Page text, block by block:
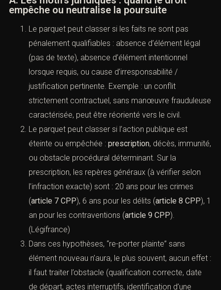
(Classement sans suite : motifs,
recours et stratégies pénales)
A. Les motifs juridiques : quand le droit
empêche ou neutralise la poursuite
Le parquet peut classer si les faits ne sont pas
pénalement qualifiables : absence d’élément légal
(pas de texte), absence d’élément intentionnel
lorsque requis, ou cause d’irresponsabilité /
justification pertinente. Exemple : un conflit
strictement contractuel, sans manœuvre
frauduleuse caractérisée, peut être réorienté vers
le civil.
Le parquet peut classer si l’action publique est
éteinte ou empêchée :prescription, décès,
immunité, ou obstacle procédural déterminant. Sur
la prescription, les repères généraux (à vérifier
selon l’infraction exacte) sont : 20 ans pour les
crimes (article 7 CPP), 6 ans pour les délits (article
8 CPP), 1 an pour les contraventions (article 9